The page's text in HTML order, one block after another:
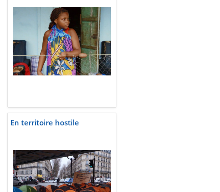
En territoire hostile